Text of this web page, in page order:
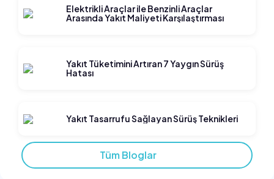
Elektrikli Araçlar ile Benzinli Araçlar
Arasında Yakıt Maliyeti Karşılaştırması
Yakıt Tüketimini Artıran 7 Yaygın Sürüş
Hatası
Yakıt Tasarrufu Sağlayan Sürüş Teknikleri
Tüm Bloglar